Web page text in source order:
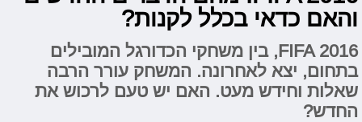
והאם כדאי בכלל לקנות?
FIFA 2016, בין משחקי הכדורגל המובילים
בתחום, יצא לאחרונה. המשחק עורר הרבה
שאלות וחידש מעט. האם יש טעם לרכוש את
החדש?